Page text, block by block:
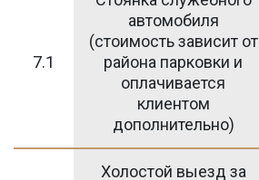
7.1
автомобиля
(стоимость зависит от
района парковки и
оплачивается
клиентом
дополнительно)
Холостой выезд за